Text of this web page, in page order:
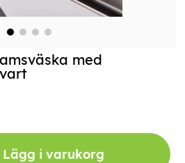
med
Lägg i varukorg